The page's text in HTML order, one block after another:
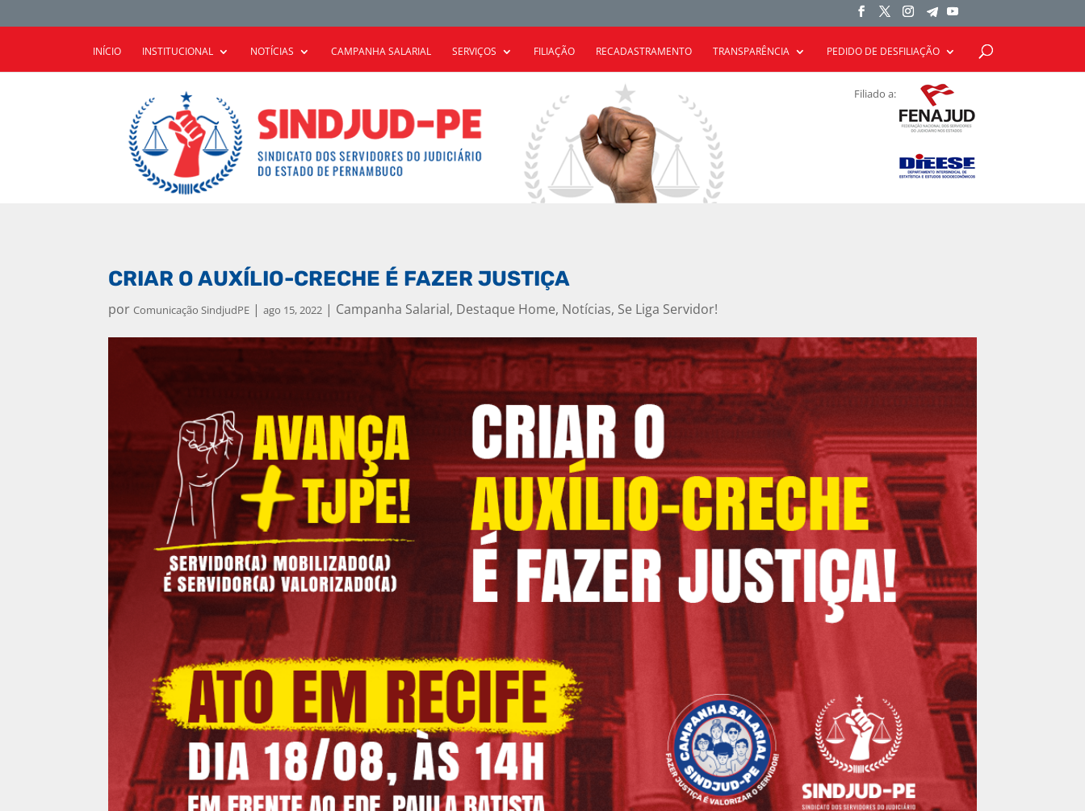
INÍCIO INSTITUCIONAL NOTÍCIAS CAMPANHA SALARIAL SERVIÇOS FILIAÇÃO RECADASTRAMENTO TRANSPARÊNCIA PEDIDO DE DESFILIAÇÃO
Filiado a:
CRIAR O AUXÍLIO-CRECHE É FAZER JUSTIÇA
porComunicação SindjudPE |ago 15, 2022 | Campanha Salarial, Destaque Home, Notícias, Se Liga Servidor!